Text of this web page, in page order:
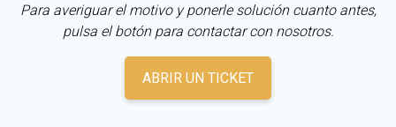
Para averiguar el motivo y ponerle solución cuanto antes,
pulsa el botón para contactar con nosotros.
ABRIR UN TICKET